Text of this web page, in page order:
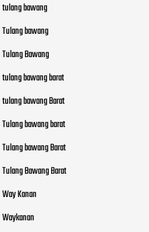
tulang bawang
Tulang bawang
Tulang Bawang
tulang bawang barat
tulang bawang Barat
Tulang bawang barat
Tulang bawang Barat
Tulang Bawang Barat
Way Kanan
Waykanan